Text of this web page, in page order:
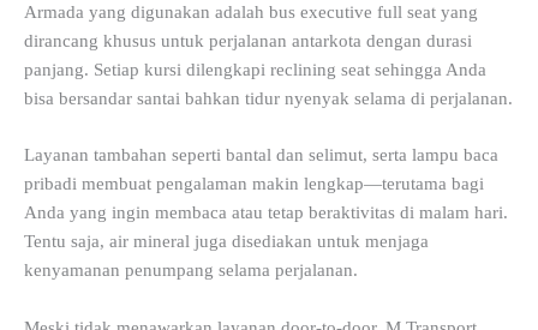
Armada yang digunakan adalah bus executive full seat yang
dirancang khusus untuk perjalanan antarkota dengan durasi
panjang. Setiap kursi dilengkapi reclining seat sehingga Anda
bisa bersandar santai bahkan tidur nyenyak selama di perjalanan.
Layanan tambahan seperti bantal dan selimut, serta lampu baca
pribadi membuat pengalaman makin lengkap—terutama bagi
Anda yang ingin membaca atau tetap beraktivitas di malam hari.
Tentu saja, air mineral juga disediakan untuk menjaga
kenyamanan penumpang selama perjalanan.